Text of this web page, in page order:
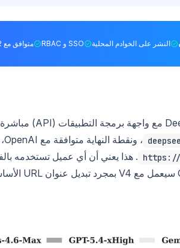
النشر على الخوادم المحلية SSO و RBAC متوافق مع SOC 2
، ونقطة النهاية متوافقة مع OpenAI، وعنوان URL الأساسي هو
https://